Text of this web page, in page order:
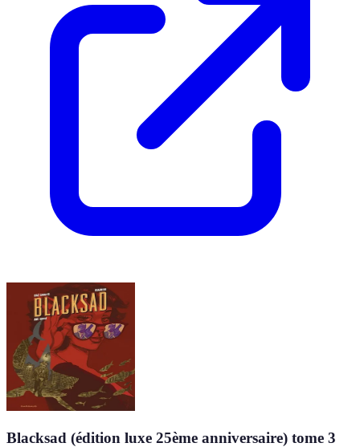
Blacksad (édition luxe 25ème anniversaire) tome 3